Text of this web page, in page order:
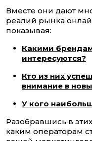
Вместе они дают
реалий рынка
показывая:
Какими
интересуются?
Кто из них
внимание в
У кого
Разобравшись в
каким операторам